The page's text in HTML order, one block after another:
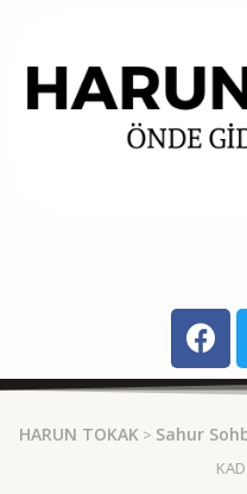
HARUN TOKAK > Sahur